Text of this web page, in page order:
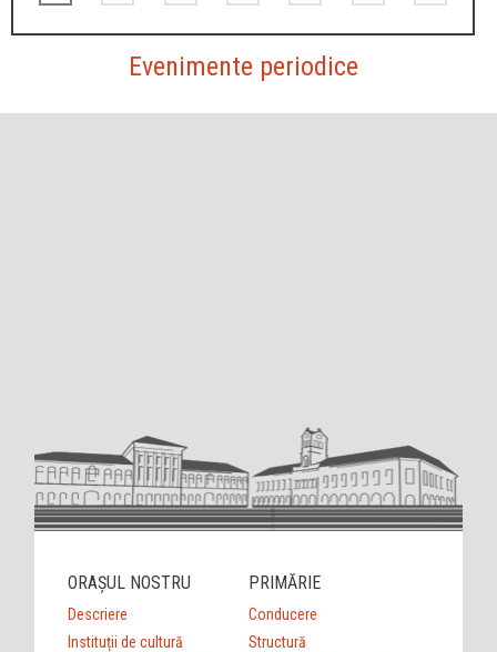
Evenimente periodice
ORAȘUL NOSTRU
Descriere
Instituții de cultură
PRIMĂRIE
Conducere
Structură